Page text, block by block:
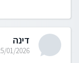
דינה
01/2026